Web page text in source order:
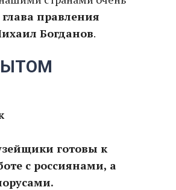
глава правления
Богданов.
готовы к
с россиянами, а